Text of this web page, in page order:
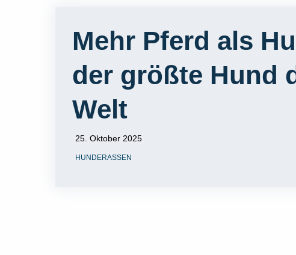
Mehr Pferd als
der größte Hund
Welt
25. Oktober 2025
HUNDERASSEN